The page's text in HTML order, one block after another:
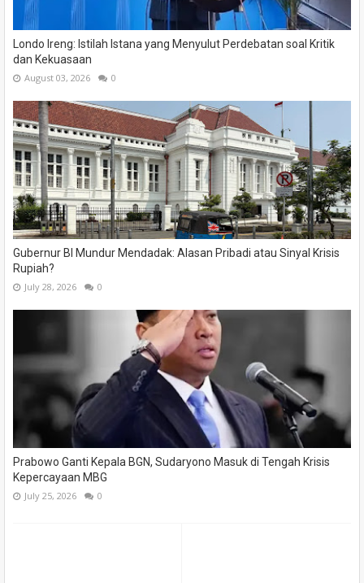
Londo Ireng: Istilah Istana yang Menyulut Perdebatan soal Kritik
dan Kekuasaan
August 03, 2026 0
Gubernur BI Mundur Mendadak: Alasan Pribadi atau Sinyal Krisis
Rupiah?
July 28, 2026 0
Prabowo Ganti Kepala BGN, Sudaryono Masuk di Tengah Krisis
Kepercayaan MBG
July 25, 2026 0